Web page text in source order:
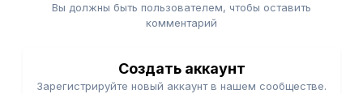
Вы должны быть пользователем, чтобы оставить
комментарий
Создать аккаунт
Зарегистрируйте новый аккаунт в нашем сообществе.